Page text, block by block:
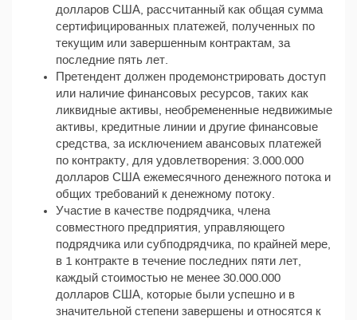
долларов США, рассчитанный как общая сумма
сертифицированных платежей, полученных по
текущим или завершенным контрактам, за
последние пять лет.
Претендент должен продемонстрировать доступ
или наличие финансовых ресурсов, таких как
ликвидные активы, необремененные недвижимые
активы, кредитные линии и другие финансовые
средства, за исключением авансовых платежей
по контракту, для удовлетворения: 3.000.000
долларов США ежемесячного денежного потока и
общих требований к денежному потоку.
Участие в качестве подрядчика, члена
совместного предприятия, управляющего
подрядчика или субподрядчика, по крайней мере,
в 1 контракте в течение последних пяти лет,
каждый стоимостью не менее 30.000.000
долларов США, которые были успешно и в
значительной степени завершены и относятся к